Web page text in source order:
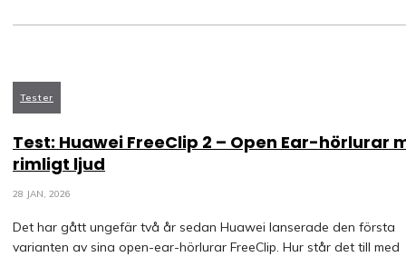
Tester
Test: Huawei FreeClip 2 – Open Ear-hörlurar
rimligt ljud
28 JAN, 2026
Det har gått ungefär två år sedan Huawei lanserade den första
varianten av sina open-ear-hörlurar FreeClip. Hur står det till med